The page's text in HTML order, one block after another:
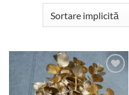
Add to
wishlist